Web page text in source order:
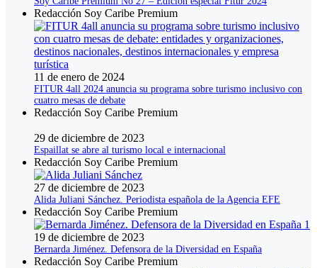
Redacción Soy Caribe Premium
11 de enero de 2024
FITUR 4all 2024 anuncia su programa sobre turismo inclusivo con
cuatro mesas de debate
Redacción Soy Caribe Premium
29 de diciembre de 2023
Espaillat se abre al turismo local e internacional
Redacción Soy Caribe Premium
27 de diciembre de 2023
Alida Juliani Sánchez. Periodista española de la Agencia EFE
Redacción Soy Caribe Premium
19 de diciembre de 2023
Bernarda Jiménez. Defensora de la Diversidad en España
Redacción Soy Caribe Premium